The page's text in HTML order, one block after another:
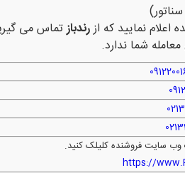
نمایید که ازرندبازتماس می
شما ندارد.
وب سایت فروشنده کلیلک کنید.
https://